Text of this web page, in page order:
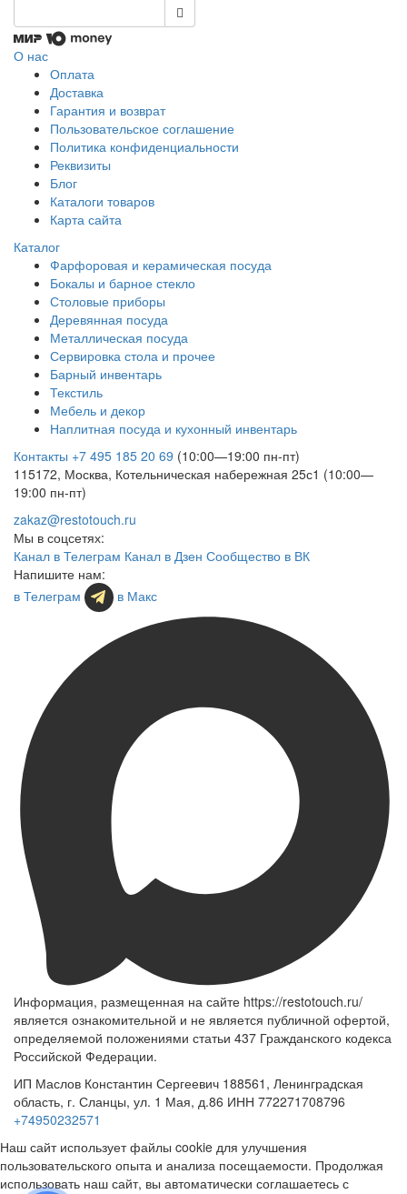
О нас
Оплата
Доставка
Гарантия и возврат
Пользовательское соглашение
Политика конфиденциальности
Реквизиты
Блог
Каталоги товаров
Карта сайта
Каталог
Фарфоровая и керамическая посуда
Бокалы и барное стекло
Столовые приборы
Деревянная посуда
Металлическая посуда
Сервировка стола и прочее
Барный инвентарь
Текстиль
Мебель и декор
Наплитная посуда и кухонный инвентарь
Контакты +7 495 185 20 69 (10:00—19:00 пн-пт)
115172, Москва, Котельническая набережная 25с1 (10:00—
19:00 пн-пт)
zakaz@restotouch.ru
Мы в соцсетях:
Канал в Телеграм Канал в Дзен Сообщество в ВК
Напишите нам:
в Телеграм
в Макс
Информация, размещенная на сайте https://restotouch.ru/
является ознакомительной и не является публичной офертой,
определяемой положениями статьи 437 Гражданского кодекса
Российской Федерации.
ИП Маслов Константин Сергеевич 188561, Ленинградская
область, г. Сланцы, ул. 1 Мая, д.86 ИНН 772271708796
+74950232571
Наш сайт использует файлы cookie для улучшения
пользовательского опыта и анализа посещаемости. Продолжая
использовать наш сайт, вы автоматически соглашаетесь с